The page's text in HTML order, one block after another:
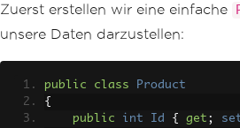
Zuerst erstellen wir eine einfache
unsere Daten darzustellen:
public class
Product
{
public
int Id { get ;